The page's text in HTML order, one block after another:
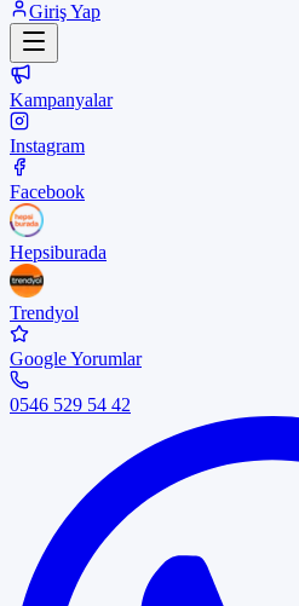
Giriş Yap
Kampanyalar
Instagram
Facebook
Hepsiburada
Trendyol
Google Yorumlar
0546 529 54 42